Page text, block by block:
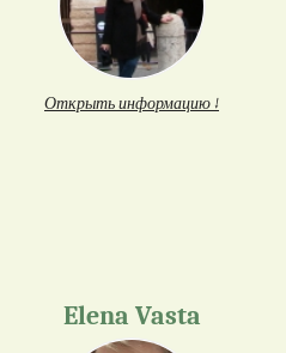
Открыть информацию ↓
Elena Vasta